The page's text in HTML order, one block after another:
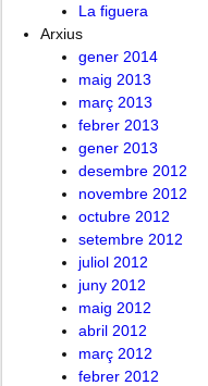
La figuera
Arxius
gener 2014
maig 2013
març 2013
febrer 2013
gener 2013
desembre 2012
novembre 2012
octubre 2012
setembre 2012
juliol 2012
juny 2012
maig 2012
abril 2012
març 2012
febrer 2012